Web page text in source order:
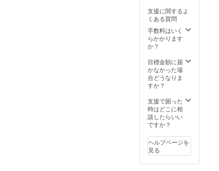
支援に関するよ
くある質問
手数料はいく
らかかります
か？
目標金額に届
かなかった場
合どうなりま
すか？
支援で困った
時はどこに相
談したらいい
ですか？
ヘルプページを
見る